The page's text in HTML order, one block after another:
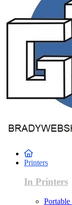
Printers
In Printers
Portable